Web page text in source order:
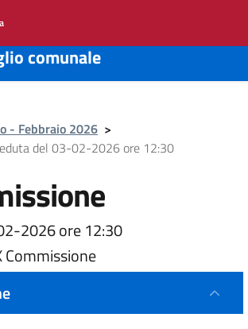
comunale
- Febbraio 2026 >
del 03-02-2026 ore 12:30
2026 ore 12:30
Commissione